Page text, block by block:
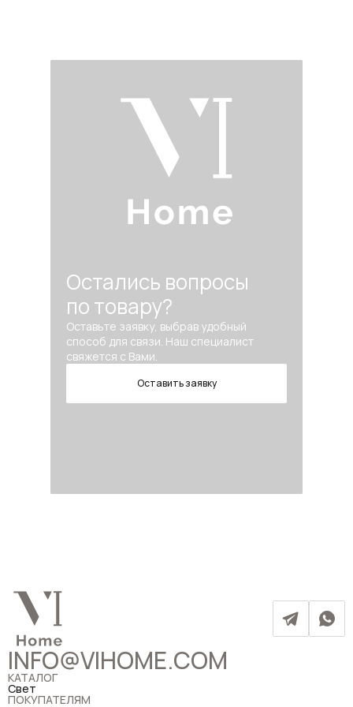
Остались вопросы
по товару?
Оставьте заявку, выбрав удобный
способ для связи. Наш специалист
свяжется с Вами.
Оставить заявку
INFO@VIHOME.COM
КАТАЛОГ
Свет
ПОКУПАТЕЛЯМ